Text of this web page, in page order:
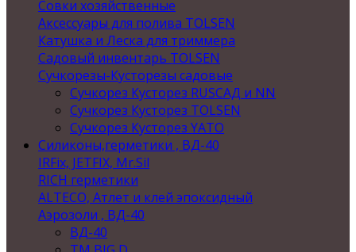
Совки хозяйственные
Аксессуары для полива TOLSEN
Катушка и Леска для триммера
Садовый инвентарь TOLSEN
Сучкорезы-Кусторезы садовые
Сучкорез Кусторез RUSСАД и NN
Сучкорез Кусторез TOLSEN
Сучкорез Кусторез YATO
Силиконы,герметики , ВД-40
IRFix, JETFIX, Mr.Sil
RICH герметики
ALTECO, Атлет и клей эпоксидный
Аэрозоли , ВД-40
ВД-40